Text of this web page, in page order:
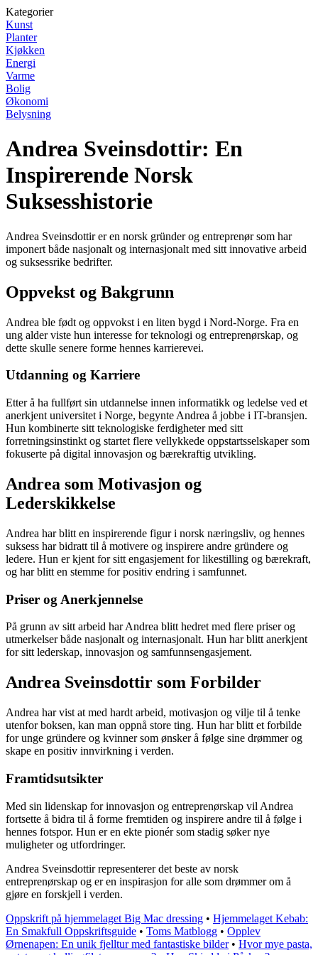
Kategorier
Kunst
Planter
Kjøkken
Energi
Varme
Bolig
Økonomi
Belysning
Andrea Sveinsdottir: En
Inspirerende Norsk
Suksesshistorie
Andrea Sveinsdottir er en norsk gründer og entreprenør som har
imponert både nasjonalt og internasjonalt med sitt innovative arbeid
og suksessrike bedrifter.
Oppvekst og Bakgrunn
Andrea ble født og oppvokst i en liten bygd i Nord-Norge. Fra en
ung alder viste hun interesse for teknologi og entreprenørskap, og
dette skulle senere forme hennes karrierevei.
Utdanning og Karriere
Etter å ha fullført sin utdannelse innen informatikk og ledelse ved et
anerkjent universitet i Norge, begynte Andrea å jobbe i IT-bransjen.
Hun kombinerte sitt teknologiske ferdigheter med sitt
forretningsinstinkt og startet flere vellykkede oppstartsselskaper som
fokuserte på digital innovasjon og bærekraftig utvikling.
Andrea som Motivasjon og
Lederskikkelse
Andrea har blitt en inspirerende figur i norsk næringsliv, og hennes
suksess har bidratt til å motivere og inspirere andre gründere og
ledere. Hun er kjent for sitt engasjement for likestilling og bærekraft,
og har blitt en stemme for positiv endring i samfunnet.
Priser og Anerkjennelse
På grunn av sitt arbeid har Andrea blitt hedret med flere priser og
utmerkelser både nasjonalt og internasjonalt. Hun har blitt anerkjent
for sitt lederskap, innovasjon og samfunnsengasjement.
Andrea Sveinsdottir som Forbilder
Andrea har vist at med hardt arbeid, motivasjon og vilje til å tenke
utenfor boksen, kan man oppnå store ting. Hun har blitt et forbilde
for unge gründere og kvinner som ønsker å følge sine drømmer og
skape en positiv innvirkning i verden.
Framtidsutsikter
Med sin lidenskap for innovasjon og entreprenørskap vil Andrea
fortsette å bidra til å forme fremtiden og inspirere andre til å følge i
hennes fotspor. Hun er en ekte pionér som stadig søker nye
muligheter og utfordringer.
Andrea Sveinsdottir representerer det beste av norsk
entreprenørskap og er en inspirasjon for alle som drømmer om å
gjøre en forskjell i verden.
Oppskrift på hjemmelaget Big Mac dressing • Hjemmelaget Kebab:
En Smakfull Oppskriftsguide • Toms Matblogg • Opplev
Ørnenapen: En unik fjelltur med fantastiske bilder• Hvor mye pasta,